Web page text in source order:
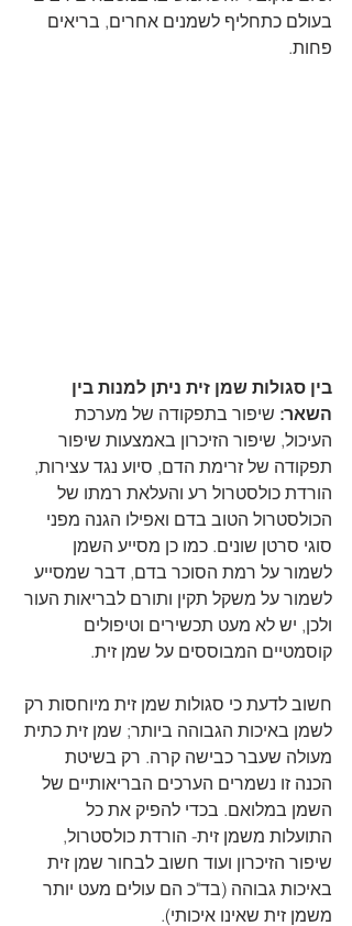
בעולם כתחליף לשמנים אחרים, בריאים
פחות.
בין סגולות שמן זית ניתן למנות בין
השאר: שיפור בתפקודה של מערכת
העיכול, שיפור הזיכרון באמצעות שיפור
תפקודה של זרימת הדם, סיוע נגד עצירות,
הורדת כולסטרול רע והעלאת רמתו של
הכולסטרול הטוב בדם ואפילו הגנה מפני
סוגי סרטן שונים. כמו כן מסייע השמן
לשמור על רמת הסוכר בדם, דבר שמסייע
לשמור על משקל תקין ותורם לבריאות העור
ולכן, יש לא מעט תכשירים וטיפולים
קוסמטיים המבוססים על שמן זית.
חשוב לדעת כי סגולות שמן זית מיוחסות רק
לשמן באיכות הגבוהה ביותר; שמן זית כתית
מעולה שעבר כבישה קרה. רק בשיטת
הכנה זו נשמרים הערכים הבריאותיים של
השמן במלואם. בכדי להפיק את כל
התועלות משמן זית- הורדת כולסטרול,
שיפור הזיכרון ועוד חשוב לבחור שמן זית
באיכות גבוהה (בד"כ הם עולים מעט יותר
משמן זית שאינו איכותי).